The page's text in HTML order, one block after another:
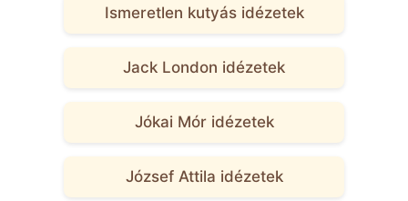
Ismeretlen kutyás idézetek
Jack London idézetek
Jókai Mór idézetek
József Attila idézetek